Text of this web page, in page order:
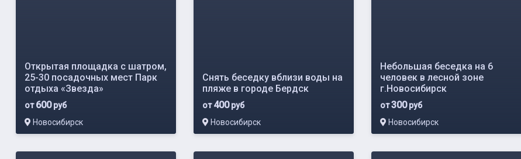
Открытая площадка с шатром,
25-30 посадочных мест Парк
отдыха «Звезда»
от600руб
Новосибирск
Снять беседку вблизи воды на
пляже в городе Бердск
от400руб
Новосибирск
Небольшая беседка на 6
человек в лесной зоне
г.Новосибирск
от300руб
Новосибирск